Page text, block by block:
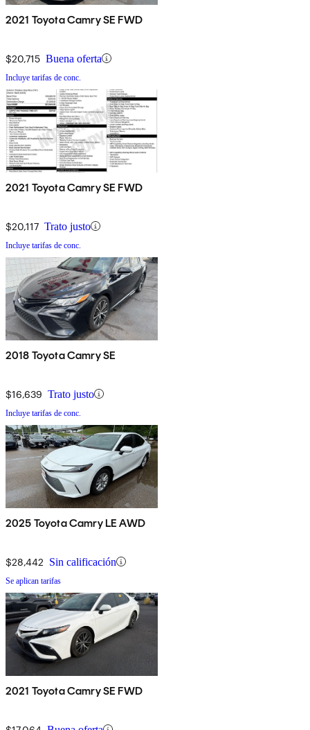
2021 Toyota Camry SE FWD
$20,715 Buena oferta
Incluye tarifas de conc.
2021 Toyota Camry SE FWD
$20,117 Trato justo
Incluye tarifas de conc.
2018 Toyota Camry SE
$16,639 Trato justo
Incluye tarifas de conc.
2025 Toyota Camry LE AWD
$28,442 Sin calificación
Se aplican tarifas
2021 Toyota Camry SE FWD